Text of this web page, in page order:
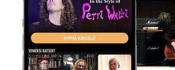
Kokeile